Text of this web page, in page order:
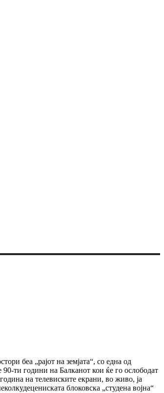
беа „рајот на земјата“, со една од
ти години на Балканот кои ќе го ослободат
на телевиските екрани, во живо, ја
блоковска „студена војна“